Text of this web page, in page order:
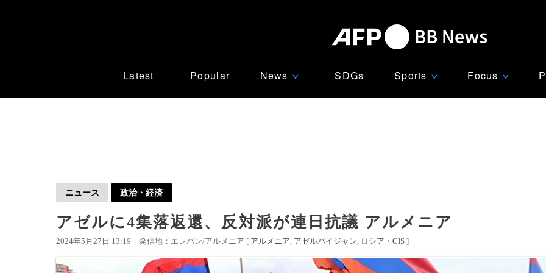
Latest Popular News ∨ SDGs Sports ∨ Focus ∨
ニュース 政治・経済
アゼルに4集落返還、反対派が連日抗議 アルメニア
2024年5月27日 13:19 発信地：エレバン/アルメニア [ アルメニア アゼルバイジャン ロシア・CIS ]